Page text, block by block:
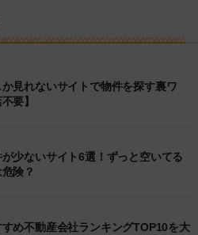
見れないサイトで物件を探す裏ワ
要】
少ないサイト6選！ずっと空いてる
険？
め不動産会社ランキングTOP10を大